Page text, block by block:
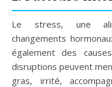
Le stress, une
changements
également des
disruptions peuvent
gras, irrité,